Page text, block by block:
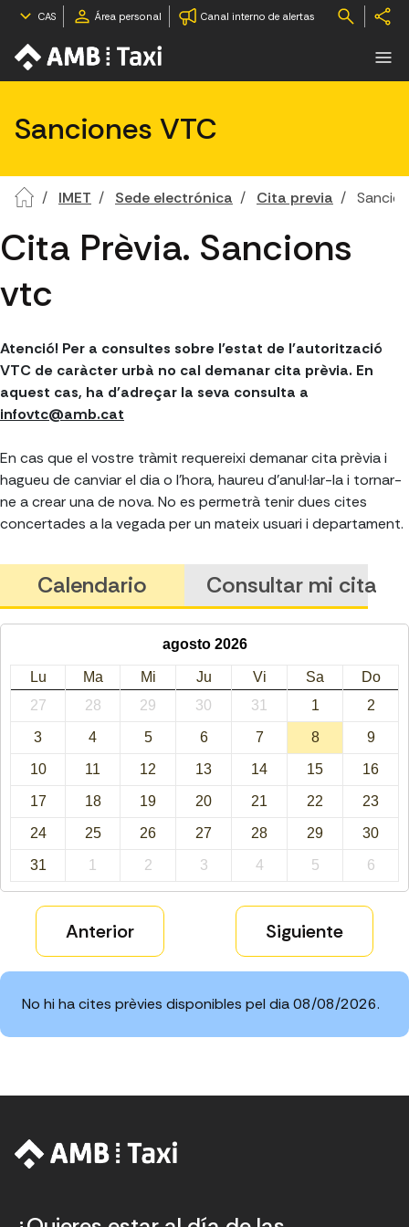
CAS Área personal Canal interno de alertas
Sanciones VTC
IMET Sede electrónica Cita previa
Cita Prèvia. Sancions
vtc
Atenció! Per a consultes sobre l'estat de l'autorització
VTC de caràcter urbà no cal demanar cita prèvia. En
aquest cas, ha d'adreçar la seva consulta a
infovtc@amb.cat
En cas que el vostre tràmit requereixi demanar cita prèvia i
hagueu de canviar el dia o l'hora, haureu d'anul·lar-la i tornar-
ne a crear una de nova. No es permetrà tenir dues cites
concertades a la vegada per un mateix usuari i departament.
Calendario Consultar mi cita
agosto 2026
Lu Ma Mi Ju Vi Sa
Do
27
28 29 30 31 1 2
3 4 5 6 7 8 9
10 11 12 13 14 15 16
17 18 19 20 21 22 23
24 25 26 27 28 29 30
31 1 2 3 4 5 6
Anterior Siguiente
No hi ha cites prèvies disponibles pel dia 08/08/2026.